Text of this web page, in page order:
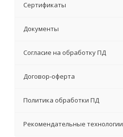
Сертификаты
Документы
Согласие на обработку ПД
Договор-оферта
Политика обработки ПД
Рекомендательные технологии